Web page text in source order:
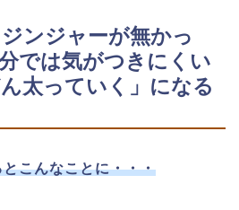
ンジャーが無かっ
では気がつきにくい
太っていく」になる
こんなことに・・・